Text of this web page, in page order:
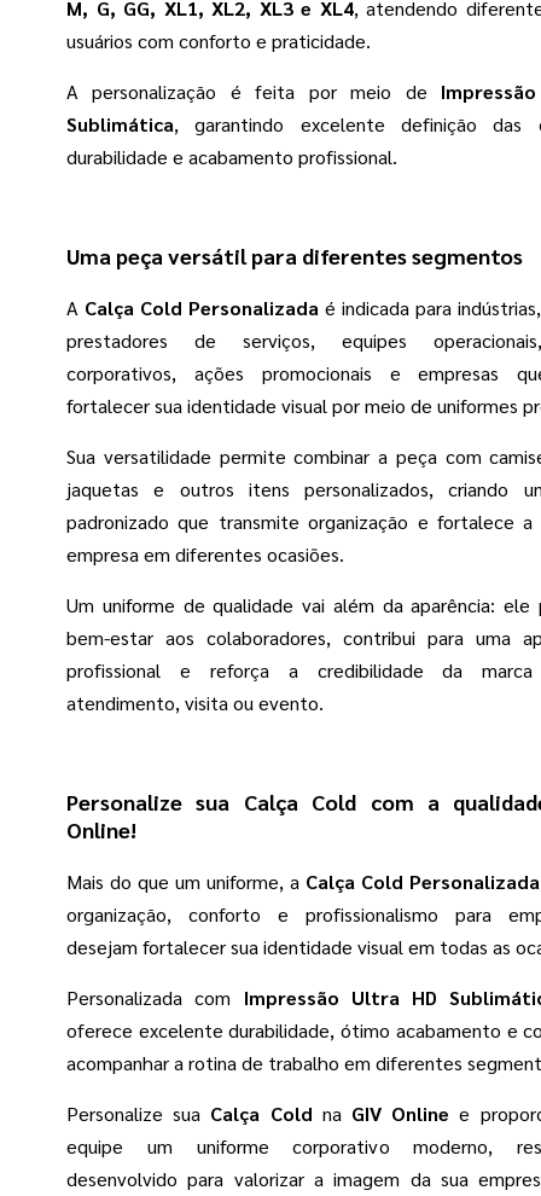
M, G, GG, XL1, XL2, XL3 e XL4, atendendo
usuários com conforto e praticidade.
A personalização é feita por meio de
Sublimática, garantindo excelente definição das
durabilidade e acabamento profissional.
Uma peça versátil para diferentes segmentos
A Calça Cold Personalizada é indicada para
prestadores de serviços, equipes
corporativos, ações promocionais e empresas
fortalecer sua identidade visual por meio de uniformes
Sua versatilidade permite combinar a peça com
jaquetas e outros itens personalizados, criando
padronizado que transmite organização e fortalece a
empresa em diferentes ocasiões.
Um uniforme de qualidade vai além da aparência: ele
bem-estar aos colaboradores, contribui para uma
profissional e reforça a credibilidade da
atendimento, visita ou evento.
Personalize sua Calça Cold com a
Online!
Mais do que um uniforme, a Calça Cold Personalizada
organização, conforto e profissionalismo para
desejam fortalecer sua identidade visual em todas as
Personalizada com Impressão Ultra HD
oferece excelente durabilidade, ótimo acabamento e
acompanhar a rotina de trabalho em diferentes
Personalize sua Calça Cold na GIV Online e
equipe um uniforme corporativo moderno,
desenvolvido para valorizar a imagem da sua